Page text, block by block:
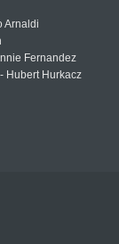
Arnaldi
Fernandez
Hubert Hurkacz